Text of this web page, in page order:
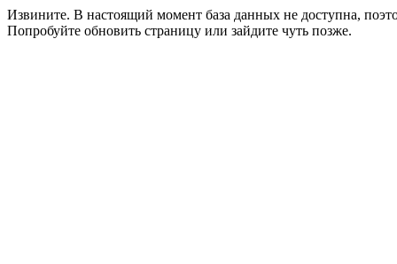
Извините. В настоящий момент база данных не доступна,
Попробуйте обновить страницу или зайдите чуть позже.